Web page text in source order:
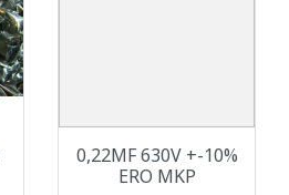
0,22ΜF 630V +-10%
ERO MKP